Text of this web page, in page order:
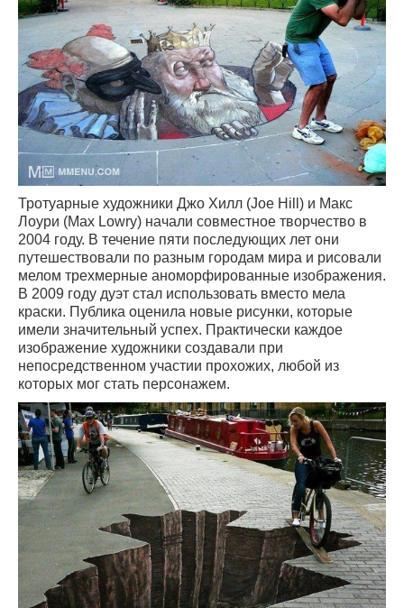
Тротуарные художники Джо Хилл (Joe Hill) и Макс
Лоури (Max Lowry) начали совместное творчество в
2004 году. В течение пяти последующих лет они
путешествовали по разным городам мира и рисовали
мелом трехмерные аноморфированные изображения.
В 2009 году дуэт стал использовать вместо мела
краски. Публика оценила новые рисунки, которые
имели значительный успех. Практически каждое
изображение художники создавали при
непосредственном участии прохожих, любой из
которых мог стать персонажем.